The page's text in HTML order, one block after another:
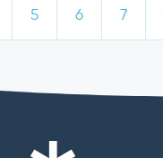
5 6 7